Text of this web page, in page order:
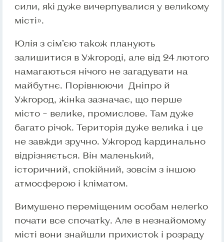
сили, які дуже вичерпувалися у великому
місті».
Юлія з сім’єю також планують
залишитися в Ужгороді, але від 24 лютого
намагаються нічого не загадувати на
майбутнє. Порівнюючи Дніпро й
Ужгород, жінка зазначає, що перше
місто – велике, промислове. Там дуже
багато річок. Територія дуже велика і це
не завжди зручно. Ужгород кардинально
відрізняється. Він маленький,
історичний, спокійний, зовсім з іншою
атмосферою і кліматом.
Вимушено переміщеним особам нелегко
почати все спочатку. Але в незнайомому
місті вони знайшли прихисток і розраду